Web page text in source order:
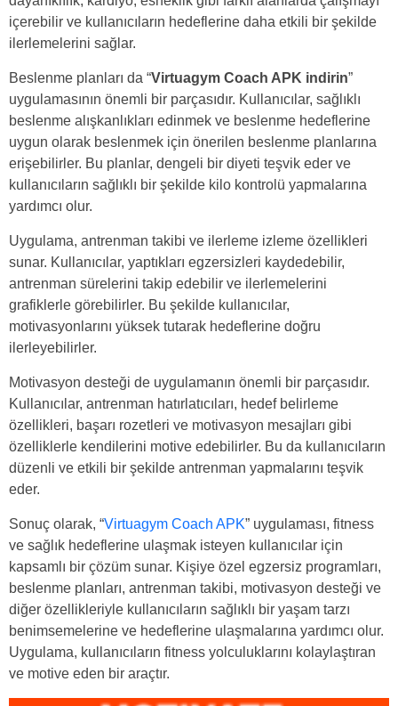
içerebilir ve kullanıcıların hedeflerine daha etkili bir şekilde
ilerlemelerini sağlar.
Beslenme planları da “Virtuagym Coach APK indirin”
uygulamasının önemli bir parçasıdır. Kullanıcılar, sağlıklı
beslenme alışkanlıkları edinmek ve beslenme hedeflerine
uygun olarak beslenmek için önerilen beslenme planlarına
erişebilirler. Bu planlar, dengeli bir diyeti teşvik eder ve
kullanıcıların sağlıklı bir şekilde kilo kontrolü yapmalarına
yardımcı olur.
Uygulama, antrenman takibi ve ilerleme izleme özellikleri
sunar. Kullanıcılar, yaptıkları egzersizleri kaydedebilir,
antrenman sürelerini takip edebilir ve ilerlemelerini
grafiklerle görebilirler. Bu şekilde kullanıcılar,
motivasyonlarını yüksek tutarak hedeflerine doğru
ilerleyebilirler.
Motivasyon desteği de uygulamanın önemli bir parçasıdır.
Kullanıcılar, antrenman hatırlatıcıları, hedef belirleme
özellikleri, başarı rozetleri ve motivasyon mesajları gibi
özelliklerle kendilerini motive edebilirler. Bu da kullanıcıların
düzenli ve etkili bir şekilde antrenman yapmalarını teşvik
eder.
Sonuç olarak, “Virtuagym Coach APK” uygulaması, fitness
ve sağlık hedeflerine ulaşmak isteyen kullanıcılar için
kapsamlı bir çözüm sunar. Kişiye özel egzersiz programları,
beslenme planları, antrenman takibi, motivasyon desteği ve
diğer özellikleriyle kullanıcıların sağlıklı bir yaşam tarzı
benimsemelerine ve hedeflerine ulaşmalarına yardımcı olur.
Uygulama, kullanıcıların fitness yolculuklarını kolaylaştıran
ve motive eden bir araçtır.